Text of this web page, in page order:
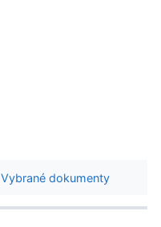
Vybrané dokumenty